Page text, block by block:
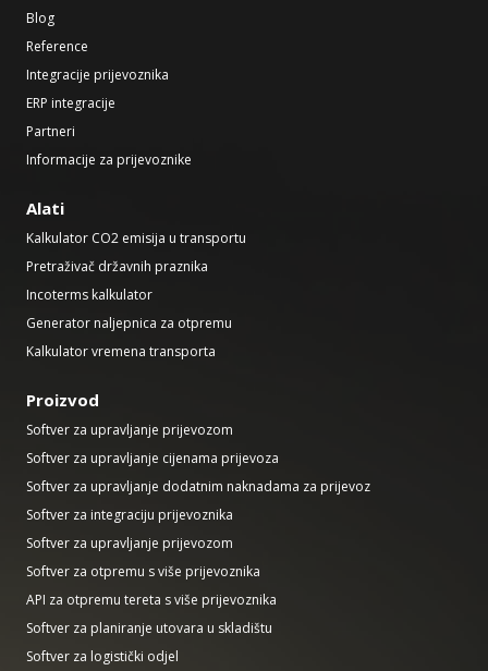
Blog
Reference
Integracije prijevoznika
ERP integracije
Partneri
Informacije za prijevoznike
Alati
Kalkulator CO2 emisija u transportu
Pretraživač državnih praznika
Incoterms kalkulator
Generator naljepnica za otpremu
Kalkulator vremena transporta
Proizvod
Softver za upravljanje prijevozom
Softver za upravljanje cijenama prijevoza
Softver za upravljanje dodatnim naknadama za prijevoz
Softver za integraciju prijevoznika
Softver za upravljanje prijevozom
Softver za otpremu s više prijevoznika
API za otpremu tereta s više prijevoznika
Softver za planiranje utovara u skladištu
Softver za logistički odjel